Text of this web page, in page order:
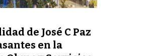
de José C Paz
en la